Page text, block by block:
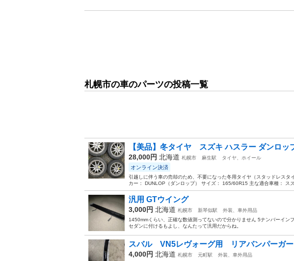
札幌市の車のパーツの投稿一覧
【美品】冬タイヤ スズキ ハスラー ダンロッ
28,000円 北海道 札幌市 麻生駅 タイヤ、ホイール
オンライン決済
引越しに伴う車の売却のため、不要になった冬用タイヤ（スタッドレスタ
カー： DUNLOP（ダンロップ） サイズ： 165/60R15 主な適合車種： スズ
汎用 GTウイング
3,000円 北海道 札幌市 新琴似駅
外装、車外用品
1450mmくらい、正確な数値測ってないので分かりません 5ナンバーイン
セダンに付けるもよし、なんたって汎用だからね。
スバル VN5レヴォーグ用 リアバンパーガー
4,000円 北海道 札幌市 元町駅
外装、車外用品